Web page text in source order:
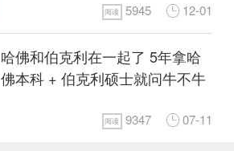
阅读 5945 12-01
哈佛和伯克利在一起了 5年拿哈
佛本科 + 伯克利硕士就问牛不牛
阅读 9347 07-11